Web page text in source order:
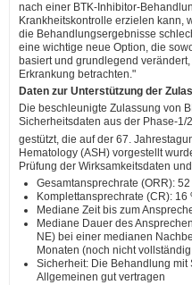
nach einer BTK-Inhibitor-
Krankheitskontrolle erzielen kann,
die Behandlungsergebnisse
eine wichtige neue Option, die
basiert und grundlegend
Erkrankung betrachten."
Daten zur Unterstützung der
Die beschleunigte Zulassung von
Sicherheitsdaten aus der Phase-
gestützt, die auf der 67.
Hematology (ASH) vorgestellt
Prüfung der Wirksamkeitsdaten
Gesamtansprechrate (ORR):
Komplettansprechrate (CR): 16
Mediane Zeit bis zum
Mediane Dauer des
NE) bei einer medianen
Monaten (noch nicht
Sicherheit: Die Behandlung
Allgemeinen gut vertragen